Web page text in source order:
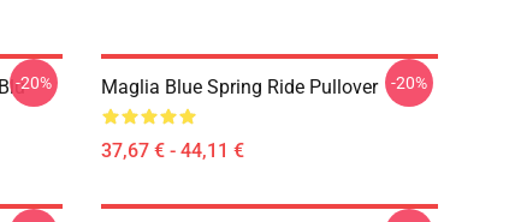
-20% Maglia Blue Spring Ride Pullover
37,67 € - 44,11 €
-20%